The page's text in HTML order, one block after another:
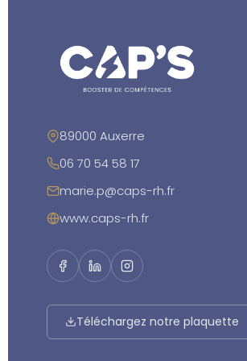
89000 Auxerre
06 70 54 58 17
marie.p@caps-rh.fr
www.caps-rh.fr
Téléchargez notre plaquette